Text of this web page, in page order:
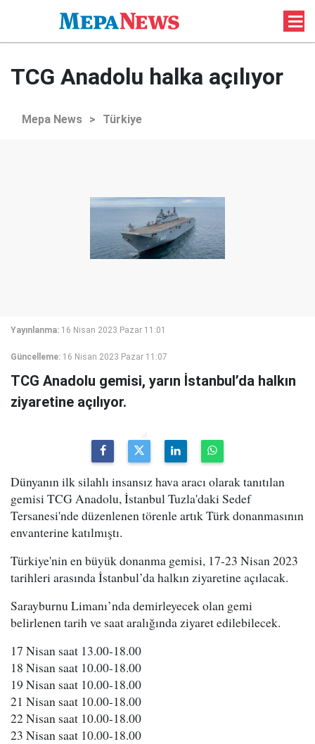
TCG Anadolu halka açılıyor
Mepa News > Türkiye
Yayınlanma: 16 Nisan 2023 Pazar 11:01
Güncelleme: 16 Nisan 2023 Pazar 11:07
TCG Anadolu gemisi, yarın İstanbul’da halkın
ziyaretine açılıyor.
Dünyanın ilk silahlı insansız hava aracı olarak tanıtılan
gemisi TCG Anadolu, İstanbul Tuzla'daki Sedef
Tersanesi'nde düzenlenen törenle artık Türk donanmasının
envanterine katılmıştı.
Türkiye'nin en büyük donanma gemisi, 17-23 Nisan 2023
tarihleri arasında İstanbul’da halkın ziyaretine açılacak.
Sarayburnu Limanı’nda demirleyecek olan gemi
belirlenen tarih ve saat aralığında ziyaret edilebilecek.
17 Nisan saat 13.00-18.00
18 Nisan saat 10.00-18.00
19 Nisan saat 10.00-18.00
21 Nisan saat 10.00-18.00
22 Nisan saat 10.00-18.00
23 Nisan saat 10.00-18.00